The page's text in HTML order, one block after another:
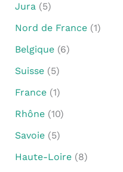
Jura(5)
Nord de France(1)
Belgique(6)
Suisse(5)
France(1)
Rhône(10)
Savoie(5)
Haute-Loire(8)